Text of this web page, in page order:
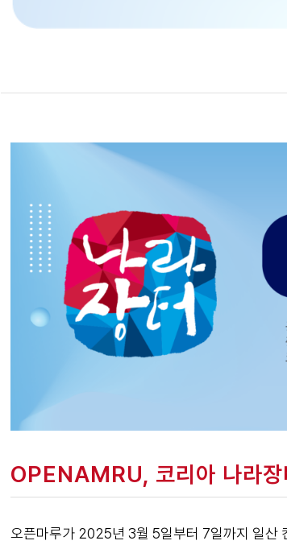
OPENAMRU, 코리아 나라
오픈마루가 2025년 3월 5일부터 7일까지 일산